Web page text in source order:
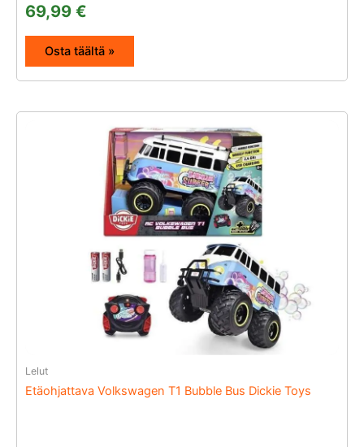
69,99 €
Osta täältä »
Lelut
Etäohjattava Volkswagen T1 Bubble Bus Dickie Toys